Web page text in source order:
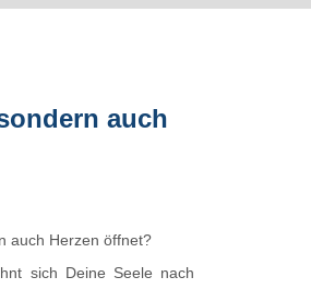
auch
auch Herzen öffnet?
sich Deine Seele nach